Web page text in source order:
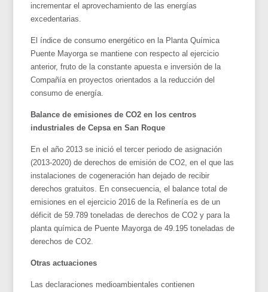
incrementar el aprovechamiento de las energías
excedentarias.
El índice de consumo energético en la Planta Química
Puente Mayorga se mantiene con respecto al ejercicio
anterior, fruto de la constante apuesta e inversión de la
Compañía en proyectos orientados a la reducción del
consumo de energía.
Balance de emisiones de CO2 en los centros
industriales de Cepsa en San Roque
En el año 2013 se inició el tercer periodo de asignación
(2013-2020) de derechos de emisión de CO2, en el que las
instalaciones de cogeneración han dejado de recibir
derechos gratuitos. En consecuencia, el balance total de
emisiones en el ejercicio 2016 de la Refinería es de un
déficit de 59.789 toneladas de derechos de CO2 y para la
planta química de Puente Mayorga de 49.195 toneladas de
derechos de CO2.
Otras actuaciones
Las declaraciones medioambientales contienen